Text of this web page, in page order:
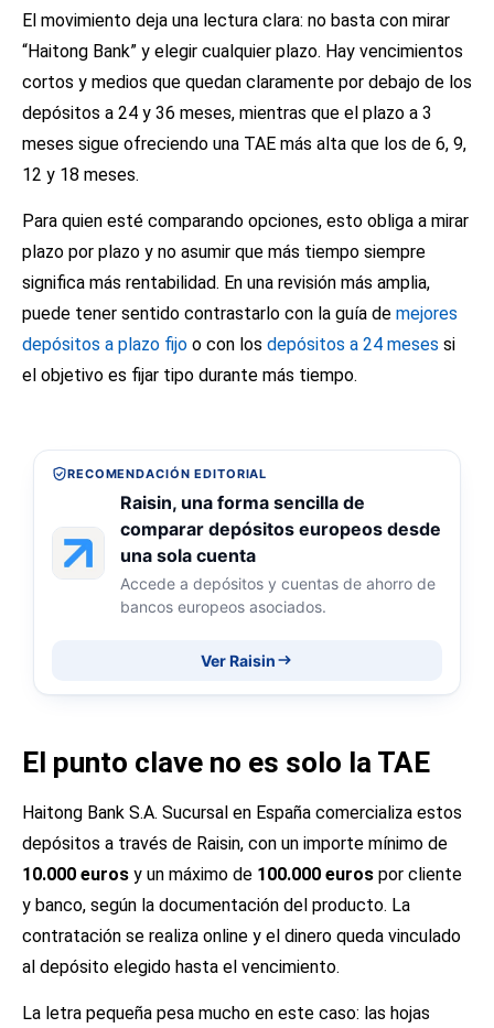
El movimiento deja una lectura clara: no basta con mirar
“Haitong Bank” y elegir cualquier plazo. Hay vencimientos
cortos y medios que quedan claramente por debajo de los
depósitos a 24 y 36 meses, mientras que el plazo a 3
meses sigue ofreciendo una TAE más alta que los de 6, 9,
12 y 18 meses.
Para quien esté comparando opciones, esto obliga a mirar
plazo por plazo y no asumir que más tiempo siempre
significa más rentabilidad. En una revisión más amplia,
puede tener sentido contrastarlo con la guía de mejores
depósitos a plazo fijo o con los depósitos a 24 meses si
el objetivo es fijar tipo durante más tiempo.
RECOMENDACIÓN EDITORIAL
Raisin, una forma sencilla de
comparar depósitos europeos desde
una sola cuenta
Accede a depósitos y cuentas de ahorro de
bancos europeos asociados.
Ver Raisin
El punto clave no es solo la TAE
Haitong Bank S.A. Sucursal en España comercializa estos
depósitos a través de Raisin, con un importe mínimo de
10.000 euros y un máximo de 100.000 euros por cliente
y banco, según la documentación del producto. La
contratación se realiza online y el dinero queda vinculado
al depósito elegido hasta el vencimiento.
La letra pequeña pesa mucho en este caso: las hojas